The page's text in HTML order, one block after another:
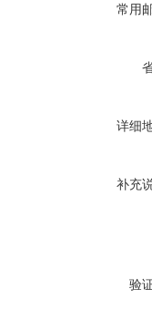
常用
详细
补充
验